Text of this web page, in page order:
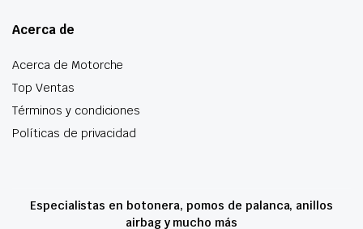
Acerca de
Acerca de Motorche
Top Ventas
Términos y condiciones
Políticas de privacidad
Especialistas en botonera, pomos de palanca, anillos
airbag y mucho más